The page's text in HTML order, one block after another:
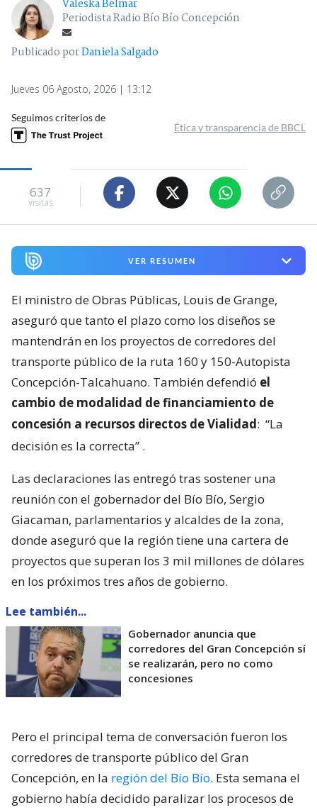
Valeska Belmar
Periodista Radio Bío Bío Concepción
Publicado porDaniela Salgado
Jueves 06 Agosto, 2026 | 13:12
Seguimos criterios de
Ética y transparencia de BBCL
637
visitas
VER RESUMEN
El ministro de Obras Públicas, Louis de Grange,
aseguró que tanto el plazo como los diseños se
mantendrán en los proyectos de corredores del
transporte público de la ruta 160 y 150-Autopista
Concepción-Talcahuano. También defendió el
cambio de modalidad de financiamiento de
concesión a recursos directos de Vialidad: “La
decisión es la correcta” .
Las declaraciones las entregó tras sostener una
reunión con el gobernador del Bío Bío, Sergio
Giacaman, parlamentarios y alcaldes de la zona,
donde aseguró que la región tiene una cartera de
proyectos que superan los 3 mil millones de dólares
en los próximos tres años de gobierno.
Lee también...
Gobernador anuncia que
corredores del Gran Concepción sí
se realizarán, pero no como
concesiones
Pero el principal tema de conversación fueron los
corredores de transporte público del Gran
Concepción, en la región del Bío Bío. Esta semana el
gobierno había decidido paralizar los procesos de